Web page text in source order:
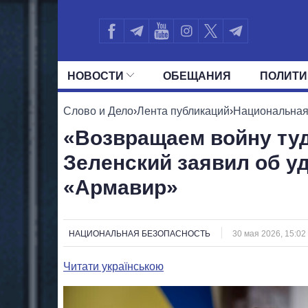
НОВОСТИ ОБЕЩАНИЯ
ВСЕ ПОЛИТИКИ ПРЕЗИДЕНТ И
Слово и Дело›Лента публикаций›
«Возвращаем войну
Зеленский заявил об
«Армавир»
НАЦИОНАЛЬНАЯ БЕЗОПАСНОСТЬ 30 мая 2026, 15:02
Читати українською